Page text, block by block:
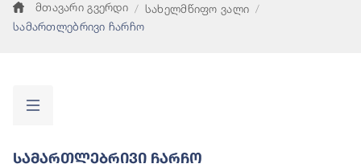
მთავარი გვერდი
სახელმწიფო ვალი
სამართლებრივი ჩარჩო
Სამართლებრივი Ჩარჩო